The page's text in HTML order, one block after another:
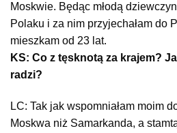
Moskwie. Będąc młodą
Polaku i za nim przyjechałam do
mieszkam od 23 lat.
KS: Co z tęsknotą za krajem?
radzi?
LC: Tak jak wspomniałam moim
Moskwa niż Samarkanda, a